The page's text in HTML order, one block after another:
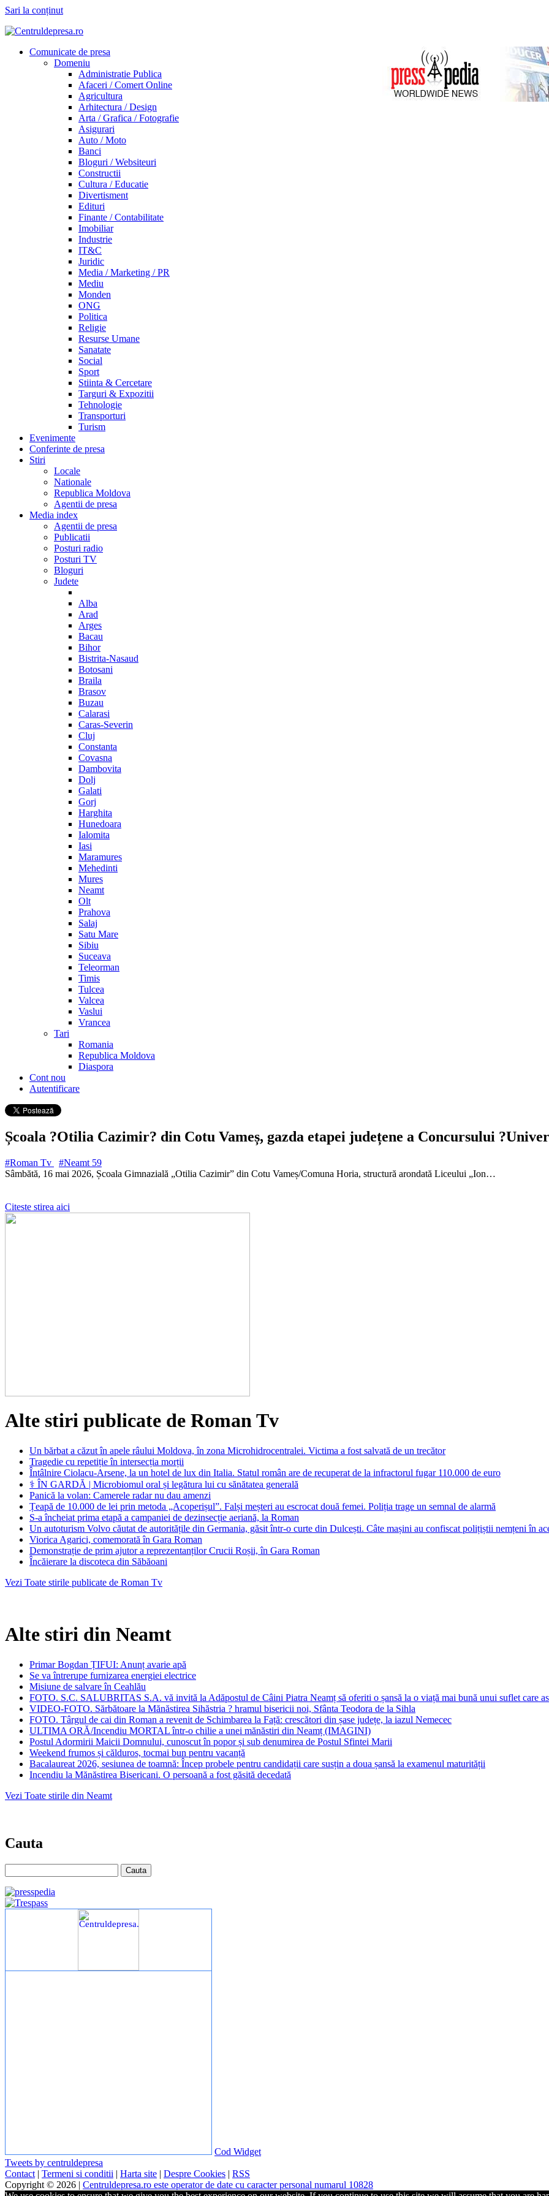
Sari la conținut
Comunicate de presa
Domeniu
Administratie Publica
Afaceri / Comert Online
Agricultura
Arhitectura / Design
Arta / Grafica / Fotografie
Asigurari
Auto / Moto
Banci
Bloguri / Websiteuri
Constructii
Cultura / Educatie
Divertisment
Edituri
Finante / Contabilitate
Imobiliar
Industrie
IT&C
Juridic
Media / Marketing / PR
Mediu
Monden
ONG
Politica
Religie
Resurse Umane
Sanatate
Social
Sport
Stiinta & Cercetare
Targuri & Expozitii
Tehnologie
Transporturi
Turism
Evenimente
Conferinte de presa
Stiri
Locale
Nationale
Republica Moldova
Agentii de presa
Media index
Agentii de presa
Publicatii
Posturi radio
Posturi TV
Bloguri
Judete
Alba
Arad
Arges
Bacau
Bihor
Bistrita-Nasaud
Botosani
Braila
Brasov
Buzau
Calarasi
Caras-Severin
Cluj
Constanta
Covasna
Dambovita
Dolj
Galati
Gorj
Harghita
Hunedoara
Ialomita
Iasi
Maramures
Mehedinti
Mures
Neamt
Olt
Prahova
Salaj
Satu Mare
Sibiu
Suceava
Teleorman
Timis
Tulcea
Valcea
Vaslui
Vrancea
Tari
Romania
Republica Moldova
Diaspora
Cont nou
Autentificare
Școala ?Otilia Cazimir? din Cotu Vameș, gazda etapei județene a Concursului
#Roman Tv #Neamt 59
Sâmbătă, 16 mai 2026, Școala Gimnazială „Otilia Cazimir” din Cotu Vameș/Comuna Horia, structură arondată Liceului „Ion…
Citeste stirea aici
Alte stiri publicate de Roman Tv
Un bărbat a căzut în apele râului Moldova, în zona Microhidrocentralei. Victima a fost salvată de un trecător
Tragedie cu repetiție în intersecția morții
Întâlnire Ciolacu-Arsene, la un hotel de lux din Italia. Statul român are de recuperat de la infractorul fugar 110.000 de euro
⚕️ ÎN GARDĂ | Microbiomul oral și legătura lui cu sănătatea generală
Panică la volan: Camerele radar nu dau amenzi
Țeapă de 10.000 de lei prin metoda „Acoperișul”. Falși meșteri au escrocat două femei. Poliția trage un semnal de alarmă
S-a încheiat prima etapă a campaniei de dezinsecție aeriană, la Roman
Un autoturism Volvo căutat de autoritățile din Germania, găsit într-o curte din Dulcești. Câte mașini au confiscat polițiștii nemțeni în
Viorica Agarici, comemorată în Gara Roman
Demonstrație de prim ajutor a reprezentanților Crucii Roșii, în Gara Roman
Încăierare la discoteca din Săbăoani
Vezi Toate stirile publicate de Roman Tv
Alte stiri din Neamt
Primar Bogdan ȚIFUI: Anunț avarie apă
Se va întrerupe furnizarea energiei electrice
Misiune de salvare în Ceahlău
FOTO. S.C. SALUBRITAS S.A. vă invită la Adăpostul de Câini Piatra Neamț să oferiti o șansă la o viață mai bună unui suflet care
VIDEO-FOTO. Sărbătoare la Mănăstirea Sihăstria ? hramul bisericii noi, Sfânta Teodora de la Sihla
FOTO. Târgul de cai din Roman a revenit de Schimbarea la Față: crescători din șase județe, la iazul Nemecec
ULTIMA ORĂ/Incendiu MORTAL într-o chilie a unei mănăstiri din Neamț (IMAGINI)
Postul Adormirii Maicii Domnului, cunoscut în popor și sub denumirea de Postul Sfintei Marii
Weekend frumos și călduros, tocmai bun pentru vacanță
Bacalaureat 2026, sesiunea de toamnă: Încep probele pentru candidații care susțin a doua șansă la examenul maturității
Incendiu la Mănăstirea Bisericani. O persoană a fost găsită decedată
Vezi Toate stirile din Neamt
Cauta
Cod Widget
Tweets by centruldepresa
Contact | Termeni si conditii | Harta site | Despre Cookies | RSS
Copyright © 2026 | Centruldepresa.ro este operator de date cu caracter personal numarul 10828